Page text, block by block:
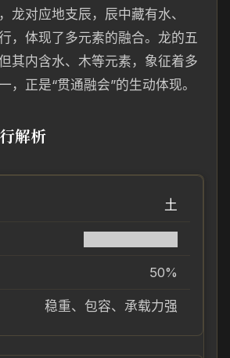
龙对应地支辰，辰中藏有水、
，体现了多元素的融合。龙的五
其内含水、木等元素，象征着多
，正是“贯通融会”的生动体现。
解析
土
50%
稳重、包容、承载力强